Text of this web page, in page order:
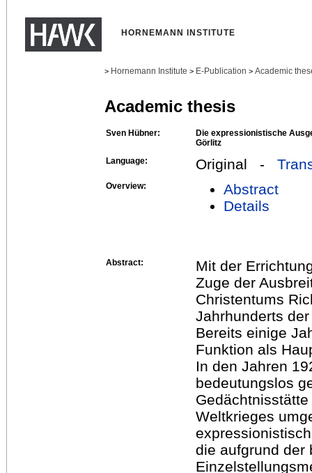
HORNEMANN INSTITUTE
> Hornemann Institute > E-Publication > Academic
Academic thesis
Sven Hübner:
Die expressionistische
Görlitz
Language:
Original -
Overview:
Abstract
Details
Abstract:
Mit der
Zuge der
Christentums
Jahrhunderts
Bereits einige
Funktion als
In den Jahren
bedeutungslos
Weltkrieges
die aufgrund der